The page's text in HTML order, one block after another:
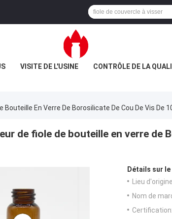
VISITE DE L'USINE CONTRÔLE DE LA
Bouteille En Verre De Borosilicate De Cou De Vis De
de fiole de bouteille en verre de
Détails sur
Lieu
Nom de
Certification: